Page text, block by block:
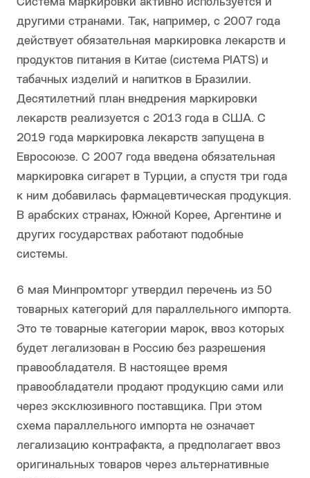
Система маркировки активно используется и
другими странами. Так, например, с 2007 года
действует обязательная маркировка лекарств и
продуктов питания в Китае (система PIATS) и
табачных изделий и напитков в Бразилии.
Десятилетний план внедрения маркировки
лекарств реализуется с 2013 года в США. С
2019 года маркировка лекарств запущена в
Евросоюзе. С 2007 года введена обязательная
маркировка сигарет в Турции, а спустя три года
к ним добавилась фармацевтическая продукция.
В арабских странах, Южной Корее, Аргентине и
других государствах работают подобные
системы.
6 мая Минпромторг утвердил перечень из 50
товарных категорий для параллельного импорта.
Это те товарные категории марок, ввоз которых
будет легализован в Россию без разрешения
правообладателя. В настоящее время
правообладатели продают продукцию сами или
через эксклюзивного поставщика. При этом
схема параллельного импорта не означает
легализацию контрафакта, а предполагает ввоз
оригинальных товаров через альтернативные